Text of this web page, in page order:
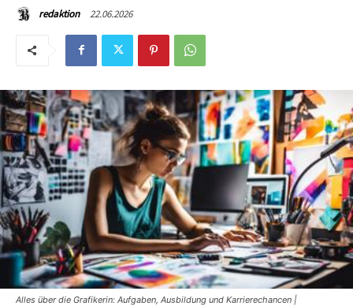
redaktion 22.06.2026
Alles über die Grafikerin: Aufgaben, Ausbildung und Karrierechancen |